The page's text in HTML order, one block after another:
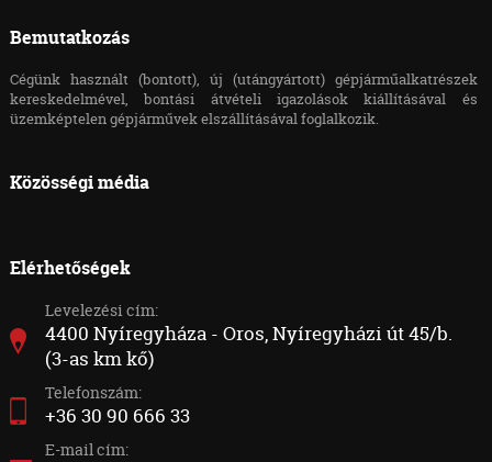
Bemutatkozás
Cégünk használt (bontott), új (utángyártott) gépjárműalkatrészek
kereskedelmével, bontási átvételi igazolások kiállításával és
üzemképtelen gépjárművek elszállításával foglalkozik.
Közösségi média
Elérhetőségek
Levelezési cím:
4400 Nyíregyháza - Oros, Nyíregyházi út 45/b.
(3-as km kő)
Telefonszám:
+36 30 90 666 33
E-mail cím: